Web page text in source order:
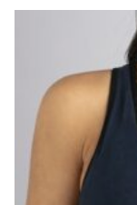
a
options
peuvent
être
choisies
sur